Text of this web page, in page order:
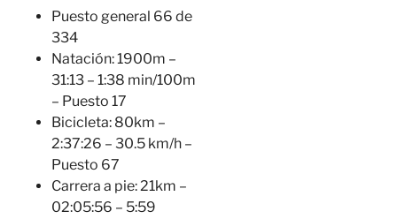
Puesto general 66 de
334
Natación: 1900m –
31:13 – 1:38 min/100m
– Puesto 17
Bicicleta: 80km –
2:37:26 – 30.5 km/h –
Puesto 67
Carrera a pie: 21km –
02:05:56 – 5:59